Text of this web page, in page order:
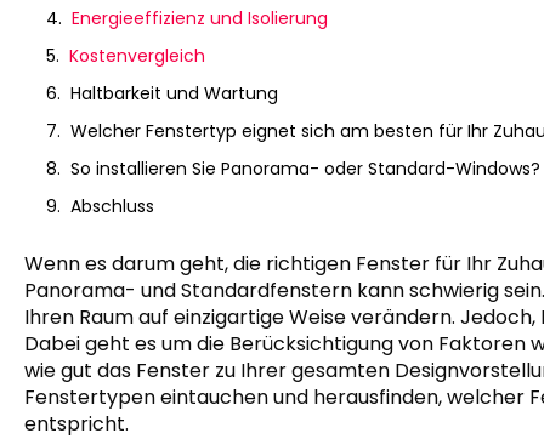
Energieeffizienz und Isolierung
Kostenvergleich
Haltbarkeit und Wartung
Welcher Fenstertyp eignet sich am besten für Ihr
So installieren Sie Panorama- oder Standard-Windows?
Abschluss
Wenn es darum geht, die richtigen Fenster für Ihr
Panorama- und Standardfenstern kann schwierig
Ihren Raum auf einzigartige Weise verändern.
Dabei geht es um die Berücksichtigung von Faktoren
wie gut das Fenster zu Ihrer gesamten
Fenstertypen eintauchen und herausfinden, welcher
entspricht.